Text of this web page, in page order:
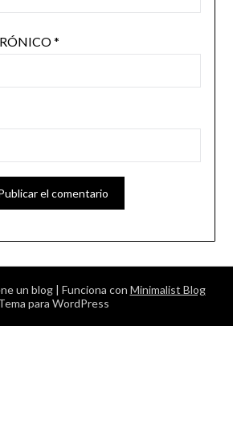
*
un blog | Funciona con Minimalist Blog
para WordPress